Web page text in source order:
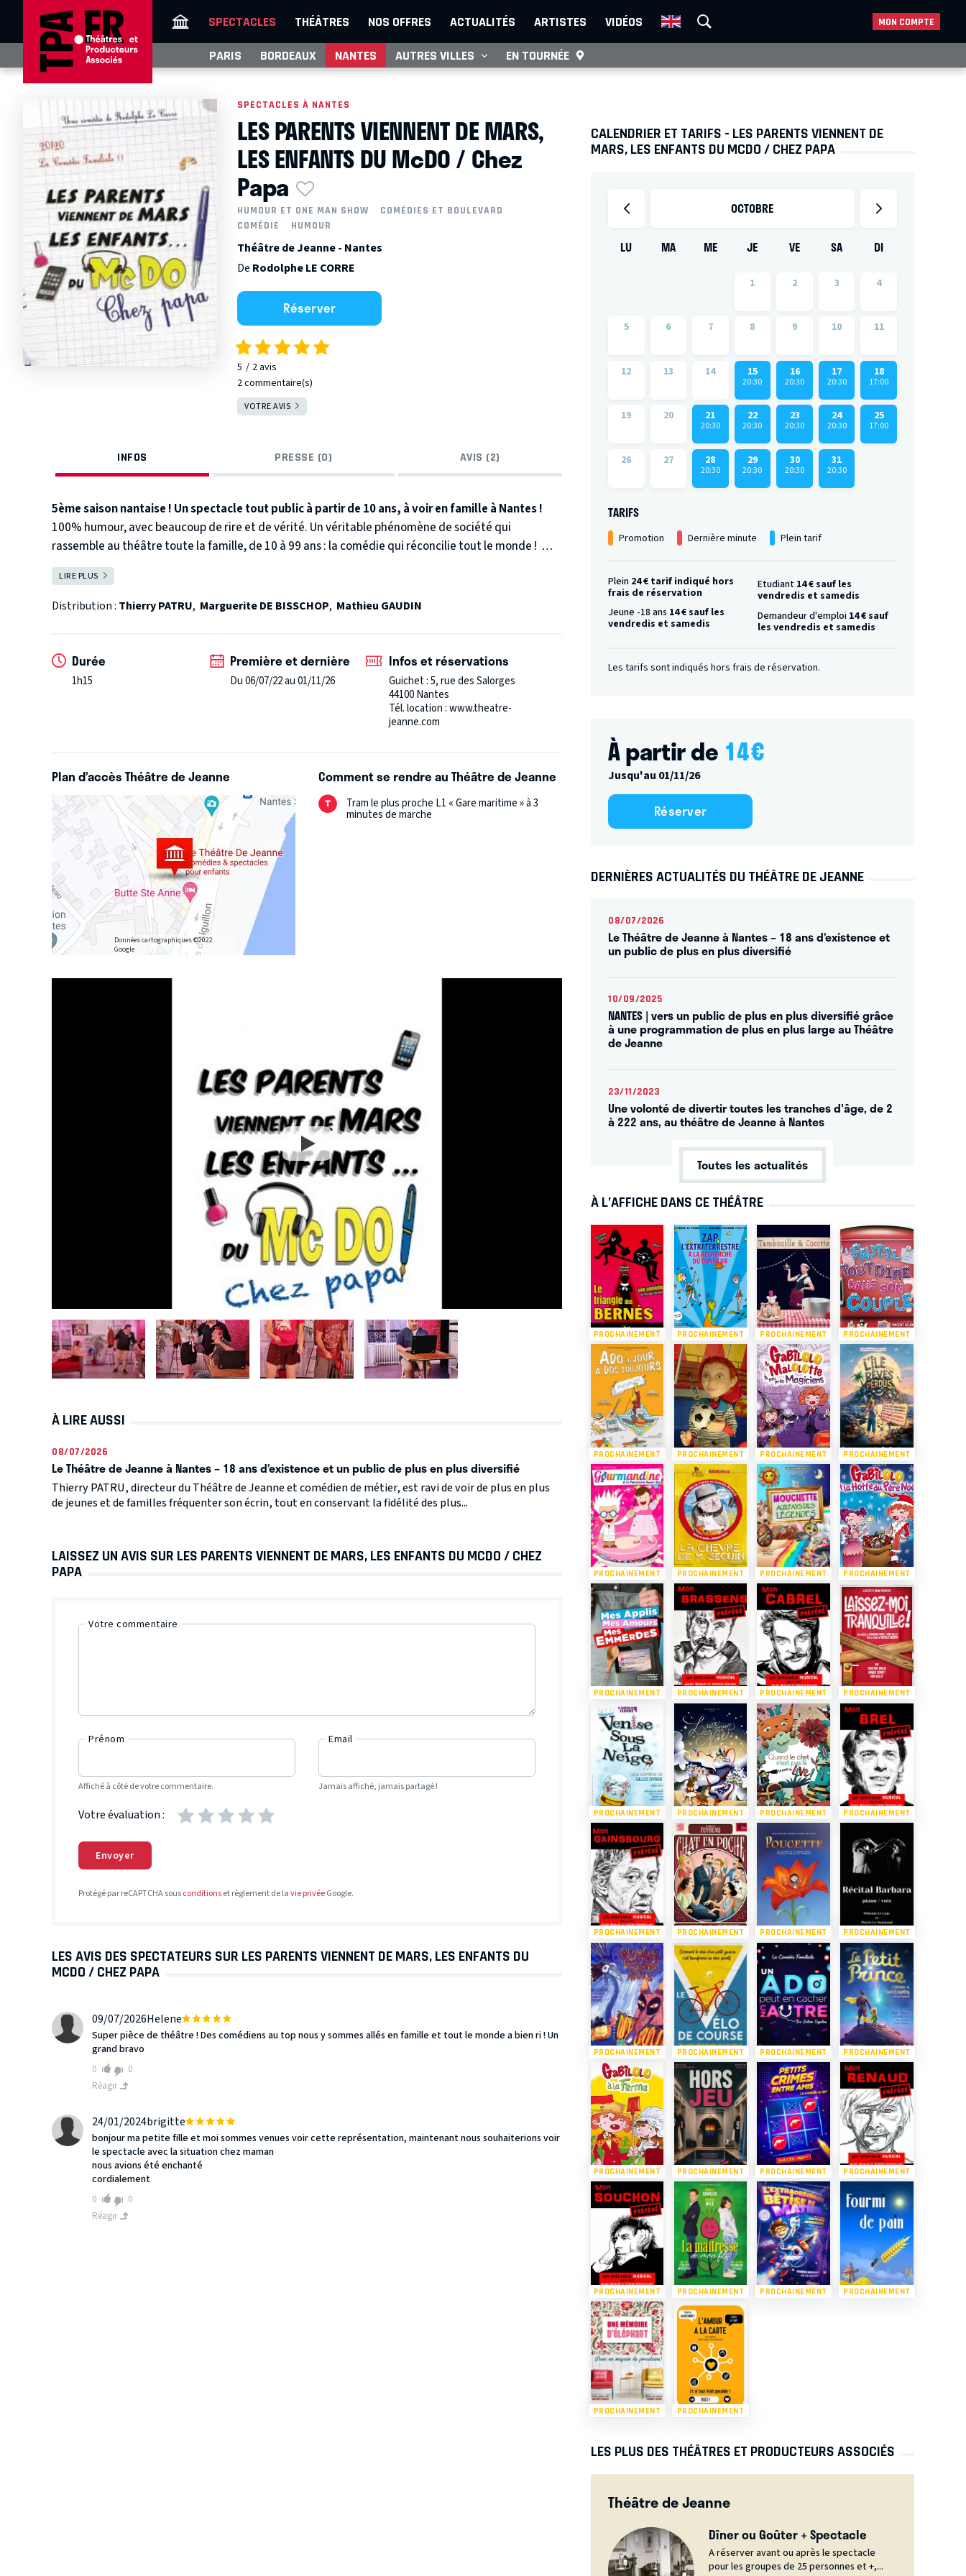
SPECTACLES THÉÂTRES NOS OFFRES ACTUALITÉS ARTISTES VIDÉOS MON COMPTE
PARIS BORDEAUX NANTES AUTRES VILLES EN TOURNÉE
SPECTACLES À NANTES
LES PARENTS VIENNENT DE MARS,
LES ENFANTS DU McDO / Chez
Papa
HUMOUR ET ONE MAN SHOW
COMÉDIES ET BOULEVARD
COMÉDIE
HUMOUR
Théâtre de Jeanne - Nantes
De Rodolphe LE CORRE
Réserver
5 2avis
2 commentaire(s)
VOTRE AVIS
INFOS PRESSE (0) AVIS (2)
5ème saison nantaise ! Un spectacle tout public à partir de 10 ans, à voir en famille à Nantes !
100% humour, avec beaucoup de rire et de vérité. Un véritable phénomène de société qui
rassemble au théâtre toute la famille, de 10 à 99 ans : la comédie qui réconcilie tout le monde !
Prenez place pour une série de scènes ordinaires qui deviennent jubilatoires lorsque l’épingle est
bien placée : bébé, enfant, adolescence… À tout âge ses joies et ses galères !
LIRE PLUS
Distribution : Thierry PATRU, Marguerite DE BISSCHOP, Mathieu GAUDIN
Durée
1h15
Première et dernière
Du 06/07/22 au 01/11/26
Infos et réservations
Guichet : 5, rue des Salorges
44100 Nantes
Tél. location : www.theatre-
jeanne.com
Plan d’accès Théâtre de Jeanne
Données cartographiques ©2022
Google
Comment se rendre au Théâtre de Jeanne
Tram le plus proche L1 « Gare maritime » à 3
minutes de marche
À LIRE AUSSI
08/07/2026
Le Théâtre de Jeanne à Nantes – 18 ans d’existence et un public de plus en plus diversifié
Thierry PATRU, directeur du Théâtre de Jeanne et comédien de métier, est ravi de voir de plus en plus
de jeunes et de familles fréquenter son écrin, tout en conservant la fidélité des plus...
LAISSEZ UN AVIS SUR LES PARENTS VIENNENT DE MARS, LES ENFANTS DU MCDO / CHEZ
PAPA
Votre commentaire
Prénom
Affiché à côté de votre commentaire.
Email
Jamais affiché, jamais partagé !
Votre évaluation :
Envoyer
Protégé par reCAPTCHA sousconditionset règlement de lavie privéeGoogle.
LES AVIS DES SPECTATEURS SUR LES PARENTS VIENNENT DE MARS, LES ENFANTS DU
MCDO / CHEZ PAPA
09/07/2026Helene
Super pièce de théâtre ! Des comédiens au top nous y sommes allés en famille et tout le monde a bien ri ! Un
grand bravo
0
0
Réagir
24/01/2024brigitte
bonjour ma petite fille et moi sommes venues voir cette représentation, maintenant nous souhaiterions voir
le spectacle avec la situation chez maman
nous avions été enchanté
cordialement
0
0
Réagir
CALENDRIER ET TARIFS - LES PARENTS VIENNENT DE
MARS, LES ENFANTS DU MCDO / CHEZ PAPA
OCTOBRE
LU MA ME JE VE SA DI
1 2 3 4
5 6 7 8 9 10 11
12 13 14 15
20:30
16
20:30
17
20:30
18
17:00
19 20 21
20:30
22
20:30
23
20:30
24
20:30
25
17:00
26 27 28
20:30
29
20:30
30
20:30
31
20:30
TARIFS
Promotion Dernière minute Plein tarif
Plein 24 € tarif indiqué hors
frais de réservation
Jeune -18 ans 14 € sauf les
vendredis et samedis
Etudiant 14 € sauf les
vendredis et samedis
Demandeur d'emploi 14 € sauf
les vendredis et samedis
Les tarifs sont indiqués hors frais de réservation.
À partir de 14€
Jusqu'au 01/11/26
Réserver
DERNIÈRES ACTUALITÉS DU THÉÂTRE DE JEANNE
08/07/2026
Le Théâtre de Jeanne à Nantes – 18 ans d’existence et
un public de plus en plus diversifié
10/09/2025
NANTES | vers un public de plus en plus diversifié grâce
à une programmation de plus en plus large au Théâtre
de Jeanne
23/11/2023
Une volonté de divertir toutes les tranches d'âge, de 2
à 222 ans, au théâtre de Jeanne à Nantes
Toutes les actualités
À L’AFFICHE DANS CE THÉÂTRE
PROCHAINEMENT PROCHAINEMENT PROCHAINEMENT PROCHAINEMENT
PROCHAINEMENT PROCHAINEMENT PROCHAINEMENT PROCHAINEMENT
PROCHAINEMENT PROCHAINEMENT PROCHAINEMENT PROCHAINEMENT
PROCHAINEMENT PROCHAINEMENT PROCHAINEMENT PROCHAINEMENT
PROCHAINEMENT PROCHAINEMENT PROCHAINEMENT PROCHAINEMENT
PROCHAINEMENT PROCHAINEMENT PROCHAINEMENT PROCHAINEMENT
PROCHAINEMENT PROCHAINEMENT PROCHAINEMENT PROCHAINEMENT
PROCHAINEMENT PROCHAINEMENT PROCHAINEMENT PROCHAINEMENT
PROCHAINEMENT PROCHAINEMENT PROCHAINEMENT PROCHAINEMENT
PROCHAINEMENT PROCHAINEMENT
LES PLUS DES THÉÂTRES ET PRODUCTEURS ASSOCIÉS
Théâtre de Jeanne
Dîner ou Goûter + Spectacle
A réserver avant ou après le spectacle
pour les groupes de 25 personnes et +,...